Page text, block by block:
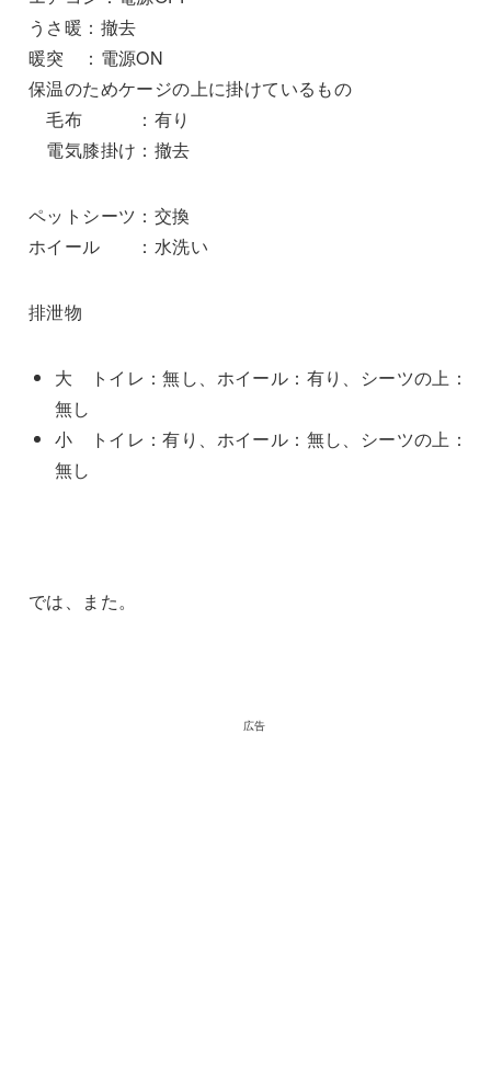
うさ暖：撤去
暖突 ：電源ON
保温のためケージの上に掛けているもの
毛布 ：有り
電気膝掛け：撤去
ペットシーツ：交換
ホイール ：水洗い
排泄物
大 トイレ：無し、ホイール：有り、シーツの上：
無し
小 トイレ：有り、ホイール：無し、シーツの上：
無し
では、また。
広告